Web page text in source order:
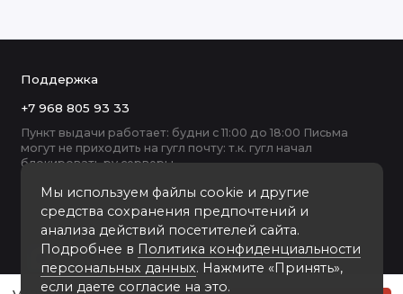
Мы используем файлы cookie и другие
средства сохранения предпочтений и
анализа действий посетителей сайта.
Подробнее в Политика конфиденциальности
персональных данных. Нажмите «Принять»,
если даете согласие на это.
Поддержка
+7 968 805 93 33
Пункт выдачи работает: будни с 11:00 до 18:00 Письма
могут не приходить на гугл почту: т.к. гугл начал
блокировать ру серверы